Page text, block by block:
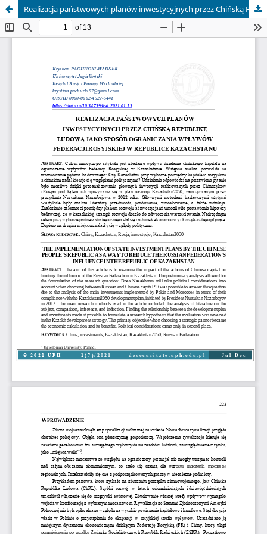
Realizacja państwowych planów inwestycyjnych przez Chińską Republikę Ludową jako sposób ograniczania wpływów Federacji Rosyjskiej w Republice Kazachstanu